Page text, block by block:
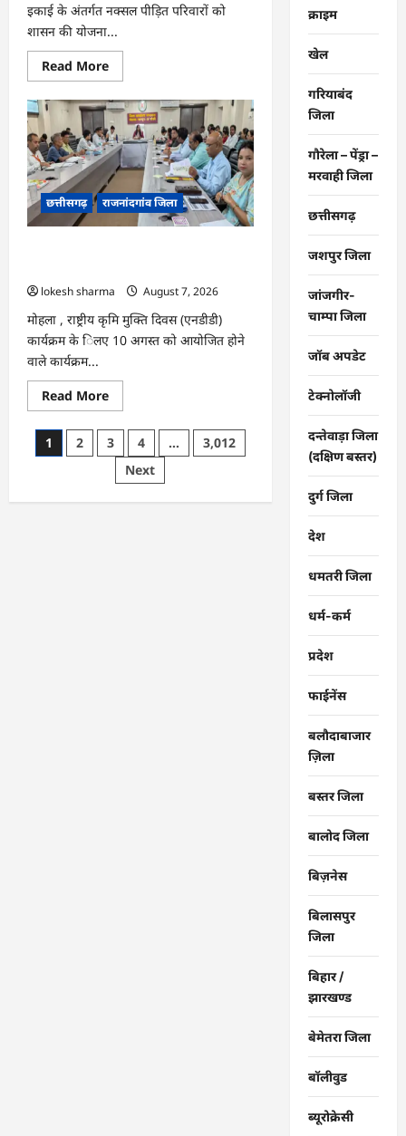
इकाई के अंतर्गत नक्सल पीड़ित परिवारों को
शासन की योजना...
Read MoreRead
more
मोहला
:
नक्सल
पीड़ित
परिवारों
को
राहत
व
सहायता
राशि
दी…
छत्तीसगढ़ राजनांदगांव जिला
lokesh sharma
August 7, 2026
मोहला , राष्ट्रीय कृमि मुक्ति दिवस (एनडीडी)
कार्यक्रम के िलए 10 अगस्त को आयोजित होने
वाले कार्यक्रम...
Read MoreRead
more
मोहला
:
राष्ट्रीय
कृमि
मुक्ति
Posts
1 2 3 4 …
3,012
Next
क्राइम
खेल
गरियाबंद
जिला
गौरेला – पेंड्रा –
मरवाही जिला
छत्तीसगढ़
जशपुर जिला
जांजगीर-
चाम्पा जिला
जॉब अपडेट
टेक्नोलॉजी
दन्तेवाड़ा जिला
(दक्षिण बस्तर)
दुर्ग जिला
देश
धमतरी जिला
धर्म-कर्म
प्रदेश
फाईनेंस
बलौदाबाजार
ज़िला
बस्तर जिला
बालोद जिला
बिज़नेस
बिलासपुर
जिला
बिहार /
झारखण्ड
बेमेतरा जिला
बॉलीवुड
ब्यूरोक्रेसी